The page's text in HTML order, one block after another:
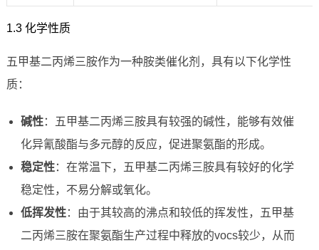
1.3 化学性质
五甲基二丙烯三胺作为一种胺类催化剂，具有以下化学性
质：
碱性：五甲基二丙烯三胺具有较强的碱性，能够有效催
化异氰酸酯与多元醇的反应，促进聚氨酯的形成。
稳定性：在常温下，五甲基二丙烯三胺具有较好的化学
稳定性，不易分解或氧化。
低挥发性：由于其较高的沸点和较低的挥发性，五甲基
二丙烯三胺在聚氨酯生产过程中释放的vocs较少，从而